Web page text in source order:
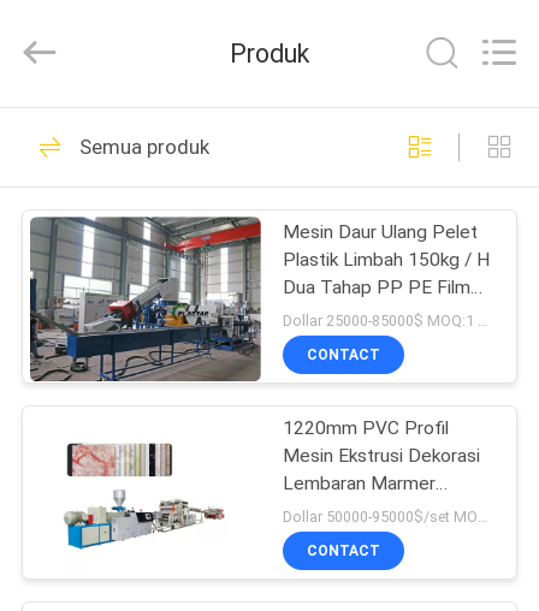
RUMAH
PRODUK
TENTANG
KAMI
TUR
PABRIK
KONTROL
KUALITAS
Machinery
Rights
Mesin Extruder
Filamen Printer 3D
44
Mesin ekstrusi Profil
PVC
26
Produk
Semua produk
Mesin Daur Ulang Pelet
Plastik Limbah 150kg / H
Dua Tahap PP PE Film
Pelletizing Line
Dollar 25000-85000$ MOQ:1 set
CONTACT
1220mm PVC Profil
Mesin Ekstrusi Dekorasi
Lembaran Marmer
Buatan PVC
CONTACT